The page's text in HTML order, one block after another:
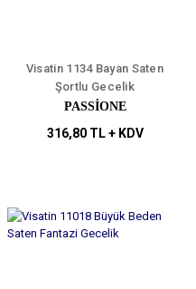
Visatin 1134 Bayan Saten
Şortlu Gecelik
PASSİONE
316,80 TL + KDV